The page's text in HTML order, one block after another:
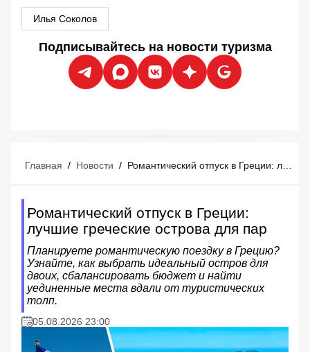
Илья Соколов
Подписывайтесь на новости туризма
Главная / Новости /
Романтический отпуск в Греции:
лучшие греческие острова для пар
Планируете романтическую поездку в Грецию?
Узнайте, как выбрать идеальный остров для
двоих, сбалансировать бюджет и найти
уединенные места вдали от туристических
толп.
05.08.2026 23:00